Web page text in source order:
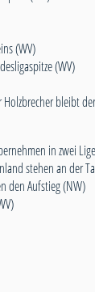
(WV)
(WV)
bleibt
in zwei
stehen an der
den Aufstieg (NW)